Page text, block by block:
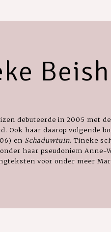
debuteerde in 2005 met
Ook haar daarop volgende
en Schaduwtuin. Tineke
haar pseudoniem
voor onder meer